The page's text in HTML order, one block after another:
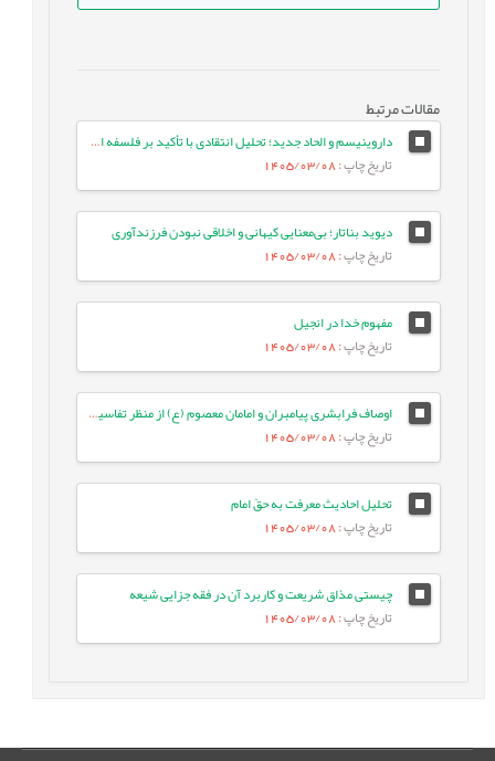
مقالات مرتبط
داروینیسم و الحاد جدید؛ تحلیل انتقادی با تأکید بر فلسفه اسلامی
تاریخ چاپ: 1405/03/08
دیوید بناتار؛ بی‌معنایی کیهانی و اخلاقی نبودن فرزندآوری
تاریخ چاپ: 1405/03/08
مفهوم خدا در انجیل
تاریخ چاپ: 1405/03/08
اوصاف فرابشری پیامبران و امامان معصوم (ع) از منظر تفاسیر فریقین
تاریخ چاپ: 1405/03/08
تحلیل احادیث معرفت به حقّ امام
تاریخ چاپ: 1405/03/08
چیستی مذاق شریعت و کاربرد آن در فقه جزایی شیعه
تاریخ چاپ: 1405/03/08